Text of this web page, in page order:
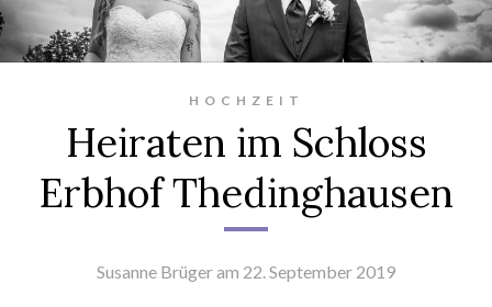
HOCHZEIT
Heiraten im Schloss
Erbhof Thedinghausen
Susanne Brügeram 22. September 2019